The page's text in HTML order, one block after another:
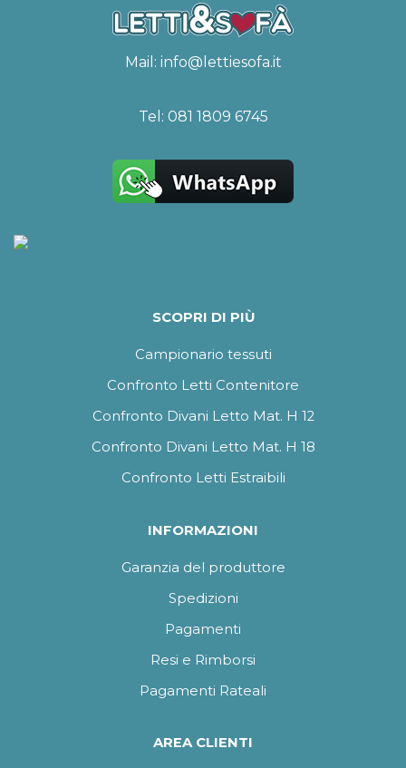
Mail: info@lettiesofa.it
Tel: 081 1809 6745
SCOPRI DI PIÙ
Campionario tessuti
Confronto Letti Contenitore
Confronto Divani Letto Mat. H 12
Confronto Divani Letto Mat. H 18
Confronto Letti Estraibili
INFORMAZIONI
Garanzia del produttore
Spedizioni
Pagamenti
Resi e Rimborsi
Pagamenti Rateali
AREA CLIENTI